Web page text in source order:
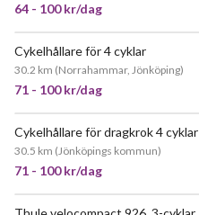
64 - 100 kr/dag
Cykelhållare för 4 cyklar
30.2 km (Norrahammar, Jönköping)
71 - 100 kr/dag
Cykelhållare för dragkrok 4 cyklar
30.5 km (Jönköpings kommun)
71 - 100 kr/dag